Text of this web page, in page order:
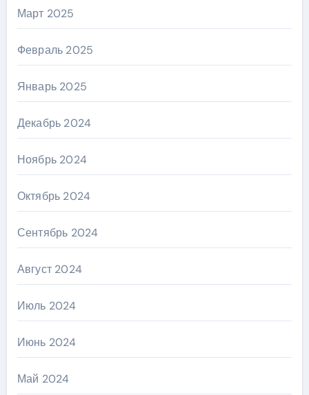
Март 2025
Февраль 2025
Январь 2025
Декабрь 2024
Ноябрь 2024
Октябрь 2024
Сентябрь 2024
Август 2024
Июль 2024
Июнь 2024
Май 2024